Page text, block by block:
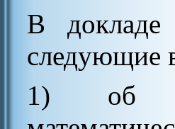
В докладе
следующие
1) об